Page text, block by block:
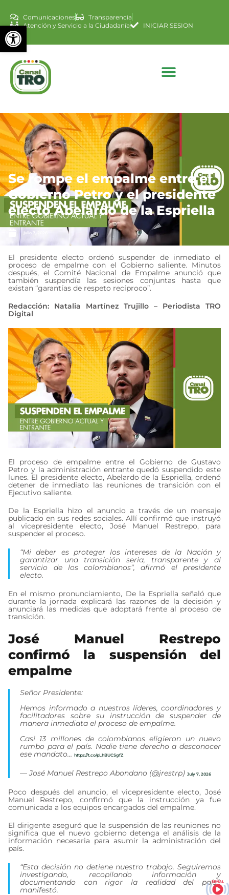
Abrir barra de
Comunicaciones
Transparencia
Atención y Servicio a la Ciudadanía
INICIAR SESION
Se rompe el empalme entre el
Gobierno Petro y el presidente
electo Abelardo de la Espriella
julio 7, 2026
El presidente electo ordenó suspender de inmediato el
proceso de empalme con el Gobierno saliente. Minutos
después, el Comité Nacional de Empalme anunció que
también suspendía las sesiones conjuntas hasta que
existan “garantías de respeto recíproco”.
Redacción: Natalia Martínez Trujillo – Periodista TRO
Digital
El proceso de empalme entre el Gobierno de Gustavo
Petro y la administración entrante quedó suspendido este
lunes. El presidente electo, Abelardo de la Espriella, ordenó
detener de inmediato las reuniones de transición con el
Ejecutivo saliente.
De la Espriella hizo el anuncio a través de un mensaje
publicado en sus redes sociales. Allí confirmó que instruyó
al vicepresidente electo, José Manuel Restrepo, para
suspender el proceso.
“Mi deber es proteger los intereses de la Nación y
garantizar una transición seria, transparente y al
servicio de los colombianos”, afirmó el presidente
electo.
En el mismo pronunciamiento, De la Espriella señaló que
durante la jornada explicará las razones de la decisión y
anunciará las medidas que adoptará frente al proceso de
transición.
José Manuel Restrepo
confirmó la suspensión del
empalme
Señor Presidente:
Hemos informado a nuestros líderes, coordinadores y
facilitadores sobre su instrucción de suspender de
manera inmediata el proceso de empalme.
Casi 13 millones de colombianos eligieron un nuevo
rumbo para el país. Nadie tiene derecho a desconocer
ese mandato…https://t.co/pLhBUCSgfZ
— José Manuel Restrepo Abondano (@jrestrp)July 7, 2026
Poco después del anuncio, el vicepresidente electo, José
Manuel Restrepo, confirmó que la instrucción ya fue
comunicada a los equipos encargados del empalme.
El dirigente aseguró que la suspensión de las reuniones no
significa que el nuevo gobierno detenga el análisis de la
información necesaria para asumir la administración del
país.
“Esta decisión no detiene nuestro trabajo. Seguiremos
investigando, recopilando información y
documentando con rigor la realidad del país”,
manifestó.